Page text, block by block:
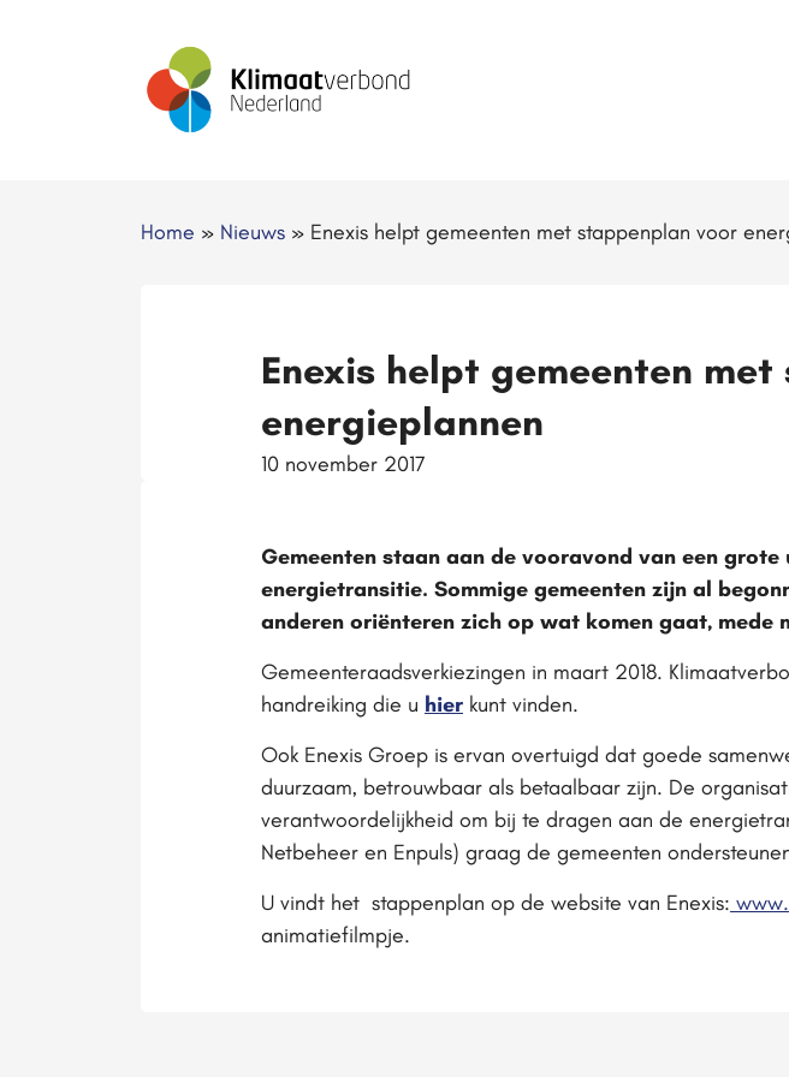
Home » Nieuws » Enexis helpt gemeenten met stappenplan voor
Enexis helpt gemeenten
energieplannen
10 november 2017
Gemeenten staan aan de vooravond van een
energietransitie. Sommige gemeenten zijn al
anderen oriënteren zich op wat komen gaat, mede
Gemeenteraadsverkiezingen in maart 2018.
handreiking die u hier kunt vinden.
Ook Enexis Groep is ervan overtuigd dat goede
duurzaam, betrouwbaar als betaalbaar zijn. De
verantwoordelijkheid om bij te dragen aan de
Netbeheer en Enpuls) graag de gemeenten
U vindt het stappenplan op de website van Enexis:
animatiefilmpje.